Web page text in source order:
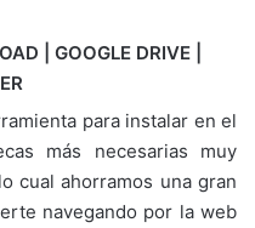
| GOOGLE DRIVE |
para instalar en el
más necesarias muy
cual ahorramos una gran
navegando por la web